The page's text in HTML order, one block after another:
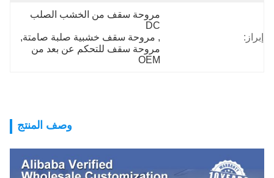
إبراز:
مروحة سقف من الخشب الصلب
DC
, مروحة سقف خشبية صلبة صامتة,
مروحة سقف للتحكم عن بعد من
OEM
وصف المنتج